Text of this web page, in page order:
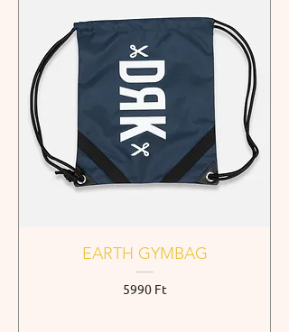
EARTH GYMBAG
Ár
5990 Ft